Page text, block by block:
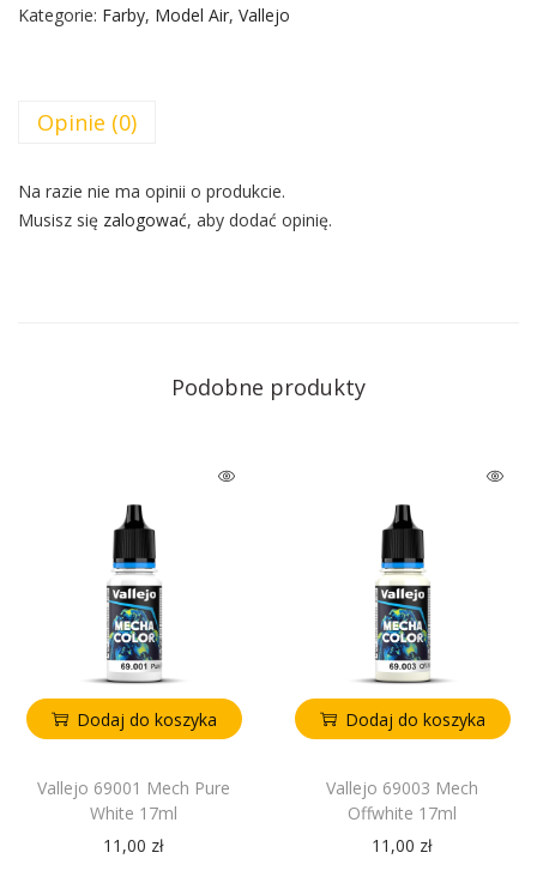
Kategorie: Farby, Model Air, Vallejo
Opinie (0)
Na razie nie ma opinii o produkcie.
Musisz się zalogować, aby dodać opinię.
Podobne produkty
Dodaj do koszyka
Vallejo 69001 Mech Pure
White 17ml
11,00 zł
Dodaj do koszyka
Vallejo 69003 Mech
Offwhite 17ml
11,00 zł